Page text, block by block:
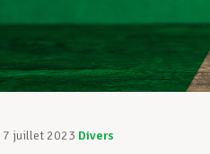
7 juillet 2023 Divers